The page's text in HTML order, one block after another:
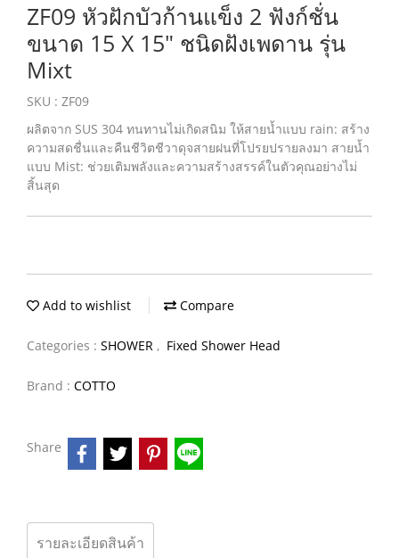
ZF09 หัวฝักบัวก้านแข็ง 2 ฟังก์ชั่น
ขนาด 15 X 15″ ชนิดฝังเพดาน รุ่น
Mixt
SKU : ZF09
ผลิตจาก SUS 304 ทนทานไม่เกิดสนิม ให้สายน้ำแบบ rain: สร้าง
ความสดชื่นและคืนชีวิตชีวาดุจสายฝนที่โปรยปรายลงมา สายน้ำ
แบบ Mist: ช่วยเติมพลังและความสร้างสรรค์ในตัวคุณอย่างไม่
สิ้นสุด
Add to wishlist Compare
Categories : SHOWER , Fixed Shower Head
Brand : COTTO
Share
รายละเอียดสินค้า